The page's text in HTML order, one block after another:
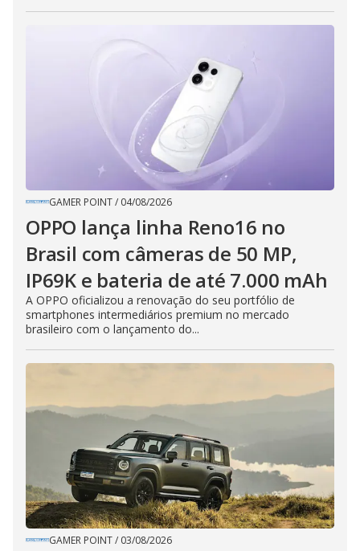
GAMER POINT/ 04/08/2026
OPPO lança linha Reno16 no
Brasil com câmeras de 50 MP,
IP69K e bateria de até 7.000 mAh
A OPPO oficializou a renovação do seu portfólio de
smartphones intermediários premium no mercado
brasileiro com o lançamento do...
GAMER POINT/ 03/08/2026